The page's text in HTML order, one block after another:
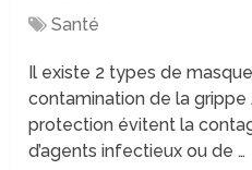
Santé
Il existe 2 types de
contamination de la grippe
protection évitent la
d’agents infectieux ou de …